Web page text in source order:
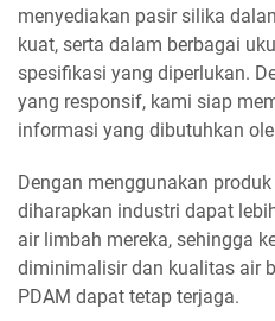
menyediakan pasir silika
kuat, serta dalam berbagai
spesifikasi yang diperlukan.
yang responsif, kami siap
informasi yang dibutuhkan
Dengan menggunakan
diharapkan industri dapat
air limbah mereka, sehingga
diminimalisir dan kualitas air
PDAM dapat tetap terjaga.